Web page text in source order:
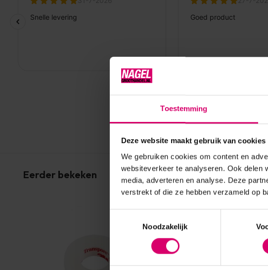
Toestemming
Deze website maakt gebruik van cookies
We gebruiken cookies om content en
websiteverkeer te analyseren. Ook delen
media, adverteren en analyse. Deze
verstrekt of die ze hebben verzameld op
Noodzakelijk
Eerder bekeken